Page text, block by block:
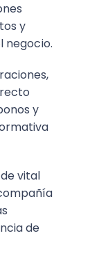
y
negocio.
y
vital
de